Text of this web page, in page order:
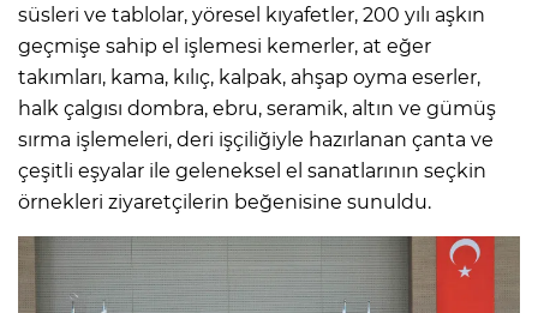
süsleri ve tablolar, yöresel kıyafetler, 200 yılı aşkın
geçmişe sahip el işlemesi kemerler, at eğer
takımları, kama, kılıç, kalpak, ahşap oyma eserler,
halk çalgısı dombra, ebru, seramik, altın ve gümüş
sırma işlemeleri, deri işçiliğiyle hazırlanan çanta ve
çeşitli eşyalar ile geleneksel el sanatlarının seçkin
örnekleri ziyaretçilerin beğenisine sunuldu.